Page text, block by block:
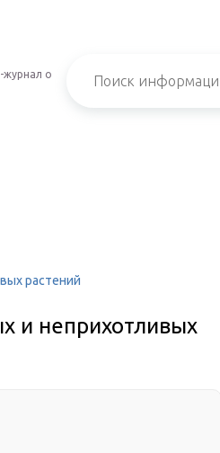
журнал о
растений
и неприхотливых